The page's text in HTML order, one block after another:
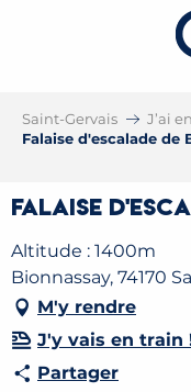
Saint-Gervais J’ai
Falaise d'escalade de
Falaise
Altitude : 1400m
Bionnassay, 74170
M'y rendre
J'y vais en train
Partager